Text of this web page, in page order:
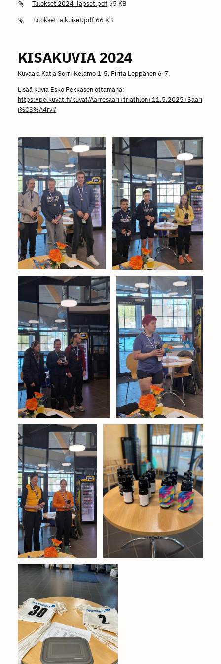
Tulokset 2024_lapset.pdf 65 KB
Tulokset_aikuiset.pdf 66 KB
KISAKUVIA 2024
Kuvaaja Katja Sorri-Kelamo 1-5, Pirita Leppänen 6-7.
Lisää kuvia Esko Pekkasen ottamana:
https://pe.kuvat.fi/kuvat/Aarresaari+triathlon+11.5.2025+Saari
j%C3%A4rvi/